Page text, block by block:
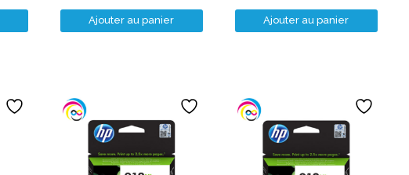
de
HP_903XLM
Ajouter au panier
de
HP_903XLB
Ajouter au panier